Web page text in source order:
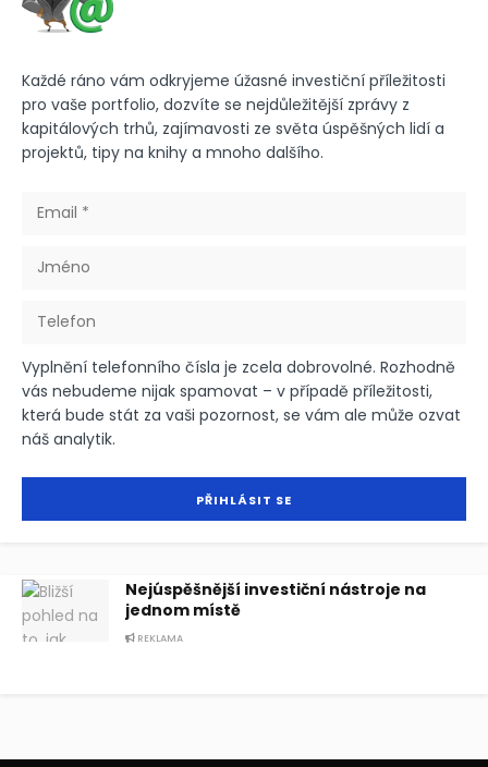
Každé ráno vám odkryjeme úžasné investiční příležitosti
pro vaše portfolio, dozvíte se nejdůležitější zprávy z
kapitálových trhů, zajímavosti ze světa úspěšných lidí a
projektů, tipy na knihy a mnoho dalšího.
Vyplnění telefonního čísla je zcela dobrovolné. Rozhodně
vás nebudeme nijak spamovat – v případě příležitosti,
která bude stát za vaši pozornost, se vám ale může ozvat
náš analytik.
Nejúspěšnější investiční nástroje na
jednom místě
REKLAMA